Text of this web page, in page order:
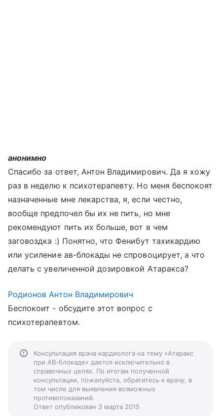
анонимно
Спасибо за ответ, Антон Владимирович. Да я хожу
раз в неделю к психотерапевту. Но меня беспокоят
назначенные мне лекарства, я, если честно,
вообще предпочел бы их не пить, но мне
рекомендуют пить их больше, вот в чем
заговоздка :) Понятно, что Фенибут тахикардию
или усиление ав-блокады не спровоцирует, а что
делать с увеличенной дозировкой Атаракса?
Родионов Антон Владимирович
Беспокоит - обсудите этот вопрос с
психотерапевтом.
Консультация врача кардиолога на тему «Атаракс
при АВ-блокаде» дается исключительно в
справочных целях. По итогам полученной
консультации, пожалуйста, обратитесь к врачу, в
том числе для выявления возможных
противопоказаний.
Ответ опубликован 3 марта 2015